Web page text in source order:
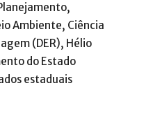
Ambiente, Ciência
(DER), Hélio
do Estado
estaduais